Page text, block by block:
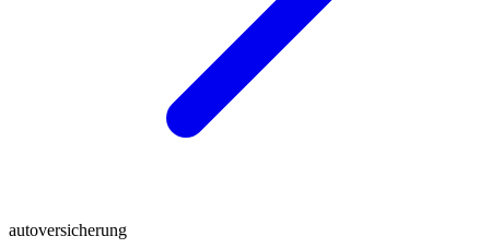
autoversicherung